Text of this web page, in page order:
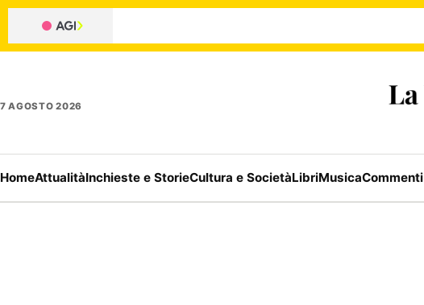
7 AGOSTO 2026
HomeAttualitàInchieste e StorieCultura e SocietàLibriMusicaCommenti